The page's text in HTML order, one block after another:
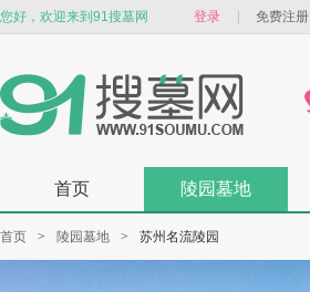
您好，欢迎来到91搜墓网 登录 免费注册
首页 陵园墓地
首页 > 陵园墓地 > 苏州名流陵园